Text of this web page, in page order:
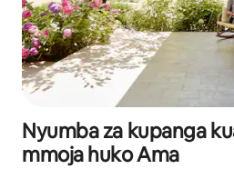
Nyumba za kupanga
mmoja huko Ama